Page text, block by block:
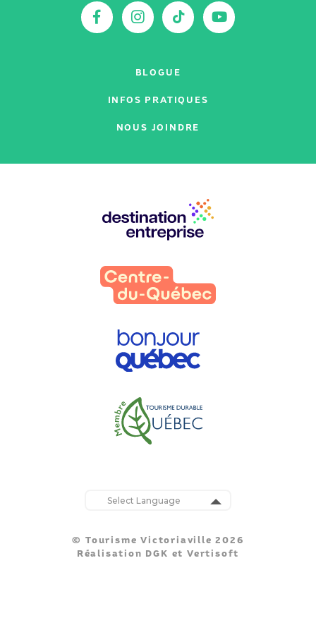
Facebook
Instagram
TikTok
BLOGUE
INFOS PRATIQUES
NOUS JOINDRE
partenaires
:
© Tourisme Victoriaville 2026
Réalisation DGK et Vertisoft